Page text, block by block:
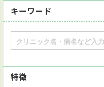
キーワード
特徴